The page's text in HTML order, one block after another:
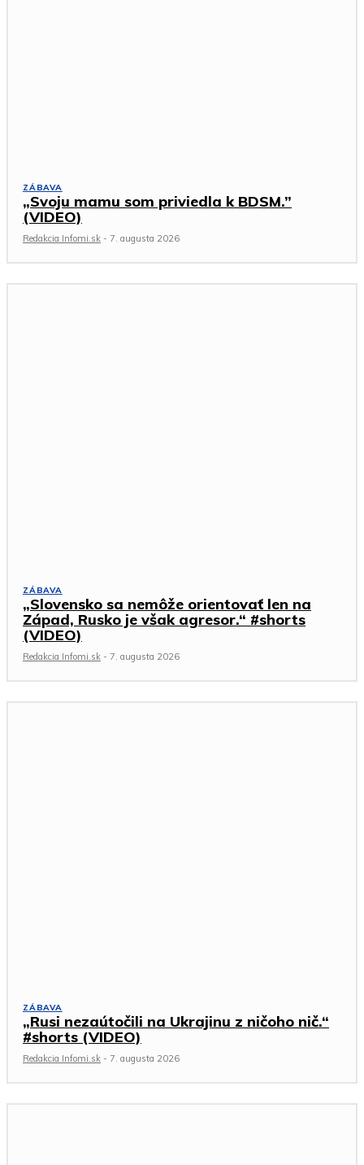
ZÁBAVA
„Svoju mamu som priviedla k BDSM.”
(VIDEO)
Redakcia Infomi.sk - 7. augusta 2026
ZÁBAVA
„Slovensko sa nemôže orientovať len na
Západ, Rusko je však agresor.“ #shorts
(VIDEO)
Redakcia Infomi.sk - 7. augusta 2026
ZÁBAVA
„Rusi nezaútočili na Ukrajinu z ničoho nič.“
#shorts (VIDEO)
Redakcia Infomi.sk - 7. augusta 2026